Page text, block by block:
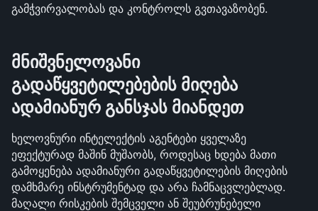
გამჭვირვალობას და კონტროლს გვთავაზობენ.
მნიშვნელოვანი
გადაწყვეტილებების მიღება
ადამიანურ განსჯას მიანდეთ
ხელოვნური ინტელექტის აგენტები ყველაზე
ეფექტურად მაშინ მუშაობს, როდესაც ხდება მათი
გამოყენება ადამიანური გადაწყვეტილების მიღების
დამხმარე ინსტრუმენტად და არა ჩამნაცვლებლად.
მაღალი რისკების შემცველი ან შეუბრუნებელი